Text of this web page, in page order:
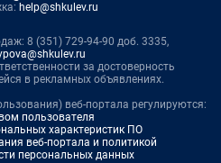
help@shkulev.ru
8 (351) 729-94-90 доб. 3335,
за достоверность
в рекламных объявлениях.
веб-портала регулируются:
пользователя
характеристик ПО
веб-портала и политикой
персональных данных